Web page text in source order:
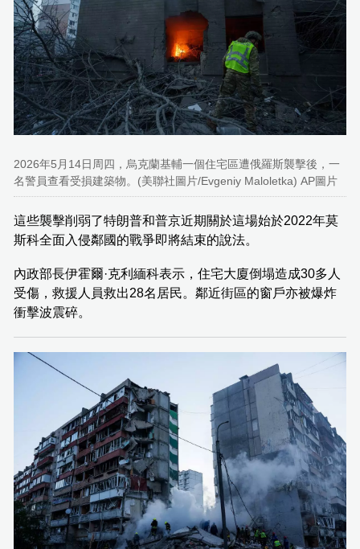
2026年5月14日周四，烏克蘭基輔一個住宅區遭俄羅斯襲擊後，一
名警員查看受損建築物。(美聯社圖片/Evgeniy Maloletka) AP圖片
這些襲擊削弱了特朗普和普京近期關於這場始於2022年莫
斯科全面入侵鄰國的戰爭即將結束的說法。
內政部長伊霍爾·克利緬科表示，住宅大廈倒塌造成30多人
受傷，救援人員救出28名居民。鄰近街區的窗戶亦被爆炸
衝擊波震碎。